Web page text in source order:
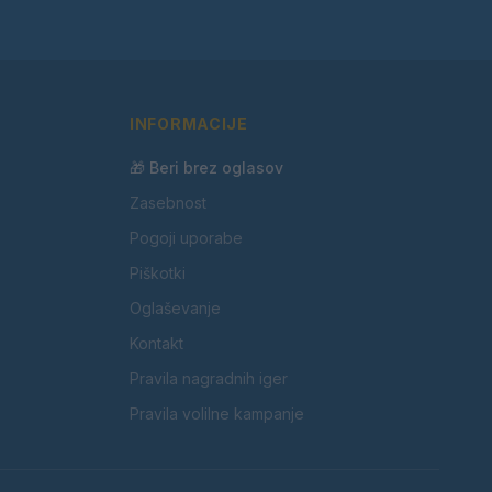
INFORMACIJE
🎁 Beri brez oglasov
Zasebnost
Pogoji uporabe
Piškotki
Oglaševanje
Kontakt
Pravila nagradnih iger
Pravila volilne kampanje